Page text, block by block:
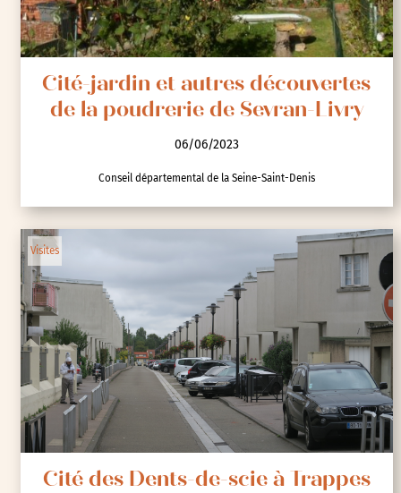
Cité-jardin et autres découvertes
de la poudrerie de Sevran-Livry
06/06/2023
Conseil départemental de la Seine-Saint-Denis
Visites
Cité des Dents-de-scie à Trappes